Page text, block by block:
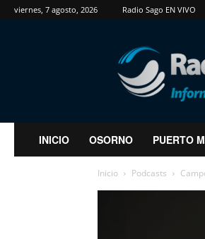
viernes, 7 agosto, 2026 Radio Sago EN VIVO
RadioSago
INICIO OSORNO PUERTO
Inicio Podcasts